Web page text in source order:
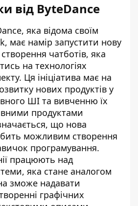
від ByteDance
яка відома своїм
має намір запустити нову
чатботів, яка
на технологіях
Ця ініціатива має на
нових продуктів у
ШІ та вивченню їх
продуктами
що нова
можливим створення
програмування.
працюють над
яка стане аналогом
зможе надавати
графічних